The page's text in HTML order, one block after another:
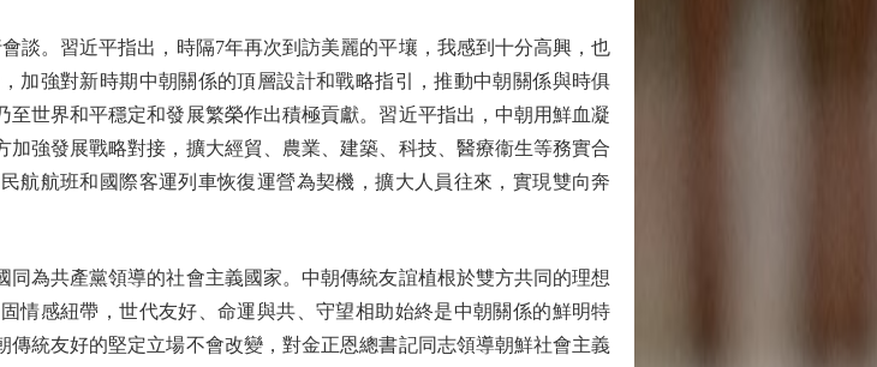
。習近平指出，時隔7年再次到訪美麗的平壤，我感到十分高興，也
加強對新時期中朝關係的頂層設計和戰略指引，推動中朝關係與時俱
世界和平穩定和發展繁榮作出積極貢獻。習近平指出，中朝用鮮血凝
強發展戰略對接，擴大經貿、農業、建築、科技、醫療衞生等務實合
航航班和國際客運列車恢復運營為契機，擴大人員往來，實現雙向奔
共產黨領導的社會主義國家。中朝傳統友誼植根於雙方共同的理想
情感紐帶，世代友好、命運與共、守望相助始終是中朝關係的鮮明特
統友好的堅定立場不會改變，對金正恩總書記同志領導朝鮮社會主義